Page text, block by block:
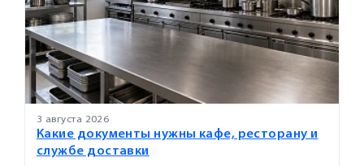
3 августа 2026
Какие документы нужны кафе, ресторану и
службе доставки